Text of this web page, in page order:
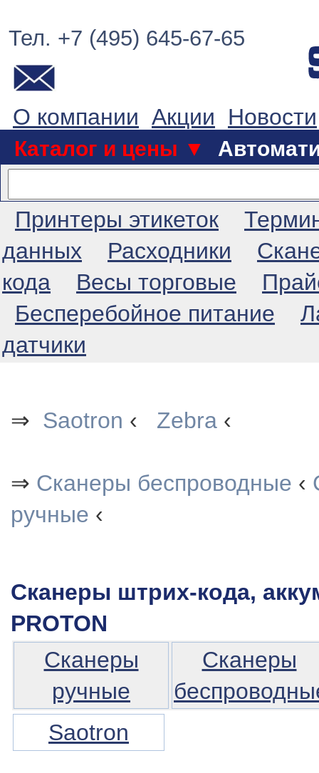
Тел. +7 (495) 645-67-65
О компании Акции Новости
Каталог и цены ▼
Принтеры этикеток
данных
Расходники
кода
Весы торговые
Бесперебойное питание
датчики
⇒ Saotron ‹ Zebra ‹
⇒ Сканеры беспроводные ‹
ручные ‹
Сканеры штрих-кода,
PROTON
Сканеры
ручные
Сканеры
Saotron